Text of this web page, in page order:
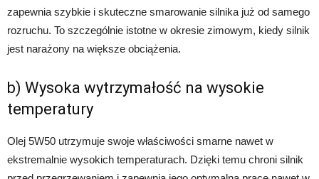
zapewnia szybkie i skuteczne smarowanie silnika już od samego
rozruchu. To szczególnie istotne w okresie zimowym, kiedy silnik
jest narażony na większe obciążenia.
b) Wysoka wytrzymałość na wysokie
temperatury
Olej 5W50 utrzymuje swoje właściwości smarne nawet w
ekstremalnie wysokich temperaturach. Dzięki temu chroni silnik